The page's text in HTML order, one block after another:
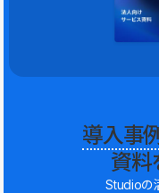
導入事
資料
Studioの